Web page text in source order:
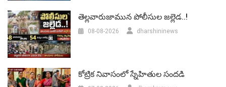
తెల్లవారుజామున పోలీసుల జల్లెడ..!
08-08-2026 dharshininews
కోట్రిక నివాసంలో స్నేహితుల సందడి